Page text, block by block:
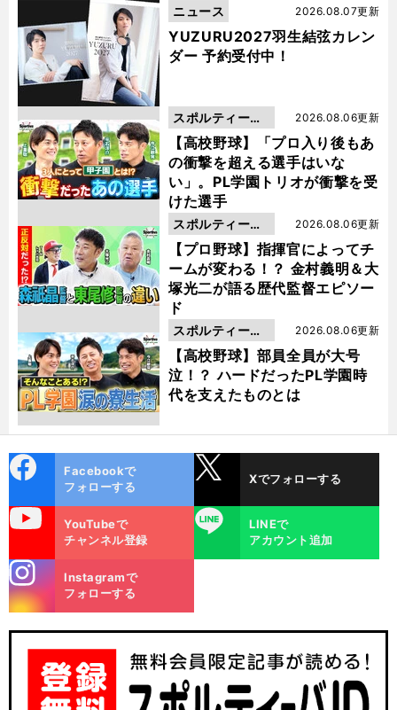
YUZURU2027羽生結弦カレン
ダー 予約受付中！
2026.08.07更新
ニュース
【高校野球】「プロ入り後もあ
の衝撃を超える選手はいな
い」。PL学園トリオが衝撃を受
けた選手
2026.08.06更新
スポルティーバ
動画
【プロ野球】指揮官によってチ
ームが変わる！？ 金村義明＆大
塚光二が語る歴代監督エピソー
ド
2026.08.06更新
スポルティーバ
動画
【高校野球】部員全員が大号
泣！？ ハードだったPL学園時
代を支えたものとは
2026.08.06更新
スポルティーバ
動画
ok
Facebookで
フォローする
Xでフォローする
YouTubeで
チャンネル登録
LINE
LINEで
アカウント追加
m
Instagramで
フォローする